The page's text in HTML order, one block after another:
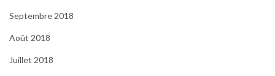
Septembre 2018
Août 2018
Juillet 2018